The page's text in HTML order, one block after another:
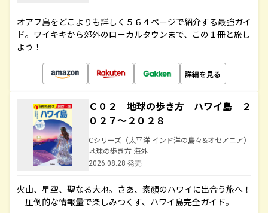
オアフ島をどこよりも詳しく５６４ページで紹介する最強ガイ
ド。ワイキキから郊外のローカルタウンまで、この１冊と旅し
よう！
詳細を見る
Ｃ０２ 地球の歩き方 ハワイ島 ２
０２７～２０２８
Cシリーズ（太平洋 インド洋の島々&オセアニア）
地球の歩き方 海外
2026.08.28 発売
火山、星空、聖なる大地――。さあ、素顔のハワイに出合う旅へ！
圧倒的な情報量で楽しみつくす、ハワイ島完全ガイド。